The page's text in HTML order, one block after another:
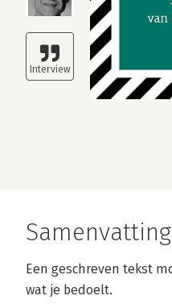
Samenvatting
Een geschreven tekst
wat je bedoelt.